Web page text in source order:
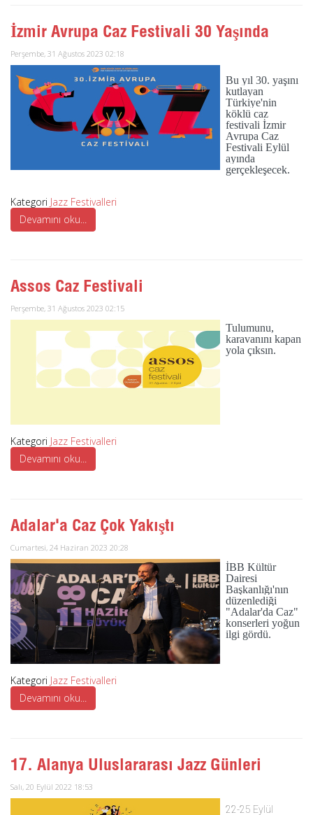
İzmir Avrupa Caz Festivali 30 Yaşında
Perşembe, 31 Ağustos 2023 02:18
Bu yıl 30. yaşını
kutlayan
Türkiye'nin
köklü caz
festivali İzmir
Avrupa Caz
Festivali Eylül
ayında
gerçekleşecek.
Kategori Jazz Festivalleri
Devamını oku...
Assos Caz Festivali
Perşembe, 31 Ağustos 2023 02:15
Tulumunu,
karavanını kapan
yola çıksın.
Kategori Jazz Festivalleri
Devamını oku...
Adalar'a Caz Çok Yakıştı
Cumartesi, 24 Haziran 2023 20:28
İBB Kültür
Dairesi
Başkanlığı'nın
düzenlediği
"Adalar'da Caz"
konserleri yoğun
ilgi gördü.
Kategori Jazz Festivalleri
Devamını oku...
17. Alanya Uluslararası Jazz Günleri
Salı, 20 Eylül 2022 18:53
22-25 Eylül